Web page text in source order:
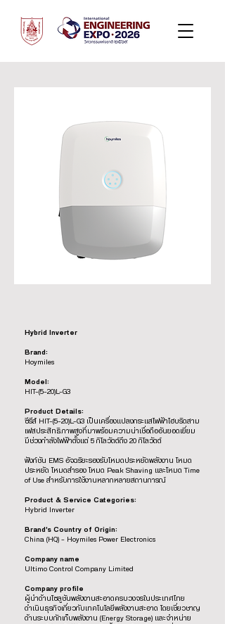
Hybrid Inverter
Brand:
Hoymiles
Model:
HIT-(5-20)L-G3
Product Details:
ซีรีส์ HIT-(5-20)L-G3 เป็นเครื่องแปลงกระแสไฟฟ้าไฮบริดสาม
เฟสประสิทธิภาพสูงที่มาพร้อมความน่าเชื่อถืออันยอดเยี่ยม
มีช่วงกำลังไฟฟ้าตั้งแต่ 5 กิโลวัตต์ถึง 20 กิโลวัตต์
ฟังก์ชัน EMS อัจฉริยะรองรับโหมดประหยัดพลังงาน โหมด
ประหยัด โหมดสำรอง โหมด Peak Shaving และโหมด Time
of Use สำหรับการใช้งานหลากหลายสถานการณ์
Product & Service Categories:
Hybrid Inverter
Brand’s Country of Origin:
China (HQ) - Hoymiles Power Electronics
Company name
Ultimo Control Company Limited
Company profile
ผู้นำด้านโซลูชันพลังงานสะอาดครบวงจรในประเทศไทย
ดำเนินธุรกิจเกี่ยวกับเทคโนโลยีพลังงานสะอาด โดยเชี่ยวชาญ
ด้านระบบกักเก็บพลังงาน (Energy Storage) และจำหน่าย